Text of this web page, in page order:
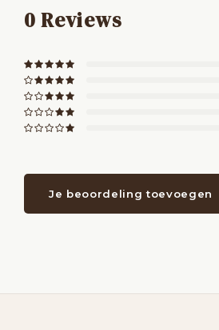
0 Reviews
Je beoordeling toevoegen